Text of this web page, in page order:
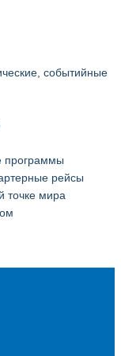
событийные
программы
рейсы
точке мира